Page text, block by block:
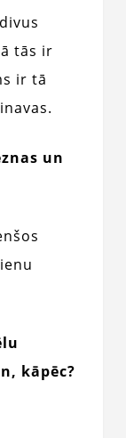
tās ir
ir tā
un
kāpēc?